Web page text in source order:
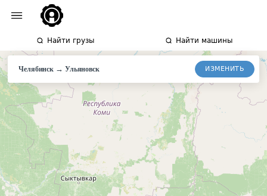
Найти грузы Найти машины
Челябинск → Ульяновск ИЗМЕНИТЬ